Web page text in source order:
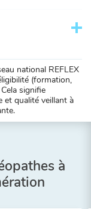
national REFLEX
(formation,
signifie
et qualité veillant à
à